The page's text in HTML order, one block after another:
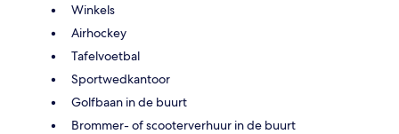
Winkels
Airhockey
Tafelvoetbal
Sportwedkantoor
Golfbaan in de buurt
Brommer- of scooterverhuur in de buurt